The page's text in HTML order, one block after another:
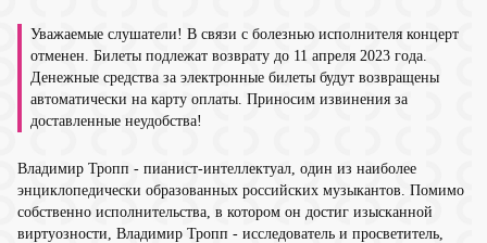
Уважаемые слушатели! В связи с болезнью исполнителя концерт
отменен. Билеты подлежат возврату до 11 апреля 2023 года.
Денежные средства за электронные билеты будут возвращены
автоматически на карту оплаты. Приносим извинения за
доставленные неудобства!
Владимир Тропп - пианист-интеллектуал, один из наиболее
энциклопедически образованных российских музыкантов. Помимо
собственно исполнительства, в котором он достиг изысканной
виртуозности, Владимир Тропп - исследователь и просветитель,